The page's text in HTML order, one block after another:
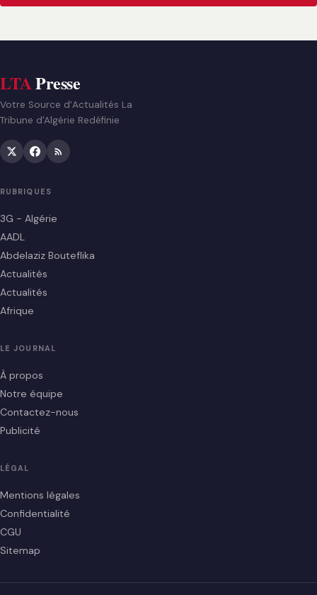
LTAPresse
Votre Source d’Actualités La
Tribune d'Algérie Redéfinie
RUBRIQUES
3G - Algérie
AADL
Abdelaziz Bouteflika
Actualités
Actualités
Afrique
LE JOURNAL
À propos
Notre équipe
Contactez-nous
Publicité
LÉGAL
Mentions légales
Confidentialité
CGU
Sitemap